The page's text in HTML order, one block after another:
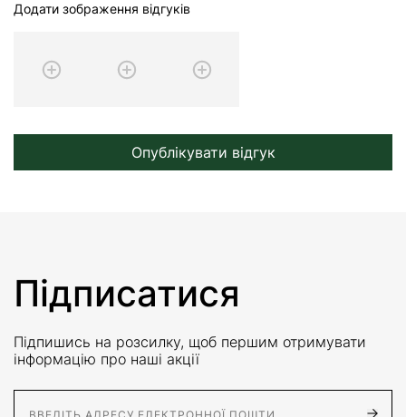
Додати зображення відгуків
Опублікувати відгук
Підписатися
Підпишись на розсилку, щоб першим отримувати
інформацію про наші акції